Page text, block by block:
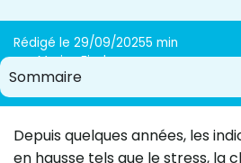
Rédigé le 29/09/2025
par Marisa Fischer
5 min
Sommaire
Depuis quelques années, les
en hausse tels que le stress, la